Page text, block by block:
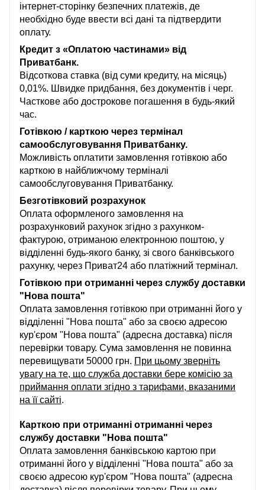
інтернет-сторінку безпечних платежів, де
необхідно буде ввести всі дані та підтвердити
оплату.
Кредит з «Оплатою частинами» від
Приватбанк.
Відсоткова ставка (від суми кредиту, на місяць)
0,01%. Швидке придбання, без документів і черг.
Часткове або дострокове погашення в будь-який
час.
Готівкою / карткою через термінал
самообслуговування Приватбанку.
Можливість оплатити замовлення готівкою або
карткою в найближчому терміналі
самообслуговування Приватбанку.
Безготівковий розрахунок
Оплата оформленого замовлення на
розрахунковий рахунок згідно з рахунком-
фактурою, отриманою електронною поштою, у
відділенні будь-якого банку, зі свого банківського
рахунку, через Приват24 або платіжний термінал.
Готівкою при отриманні через службу доставки
"Нова пошта"
Оплата замовлення готівкою при отриманні його у
відділенні "Нова пошта" або за своєю адресою
кур'єром "Нова пошта" (адресна доставка) після
перевірки товару. Сума замовлення не повинна
перевищувати 50000 грн. При цьому зверніть
увагу на те, що служба доставки бере комісію за
приймання оплати згідно з тарифами, вказаними
на її сайті.
Карткою при отриманні отриманні через
службу доставки "Нова пошта"
Оплата замовлення банківською картою при
отриманні його у відділенні "Нова пошта" або за
своєю адресою кур'єром "Нова пошта" (адресна